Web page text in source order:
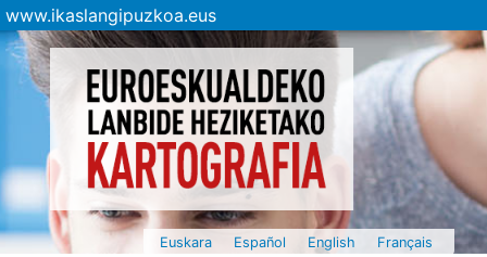
www.ikaslangipuzkoa.eus
Euskara Español English Français